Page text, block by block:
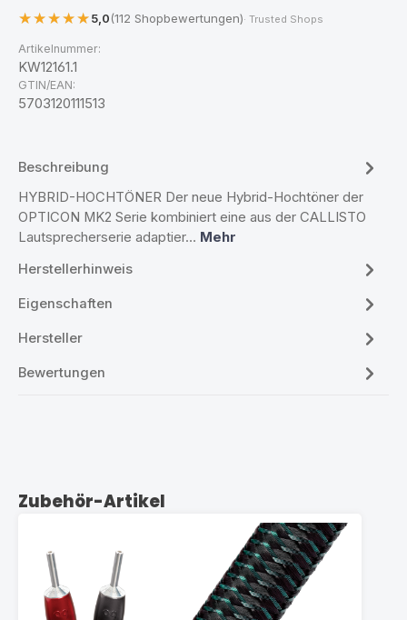
5,0(112 Shopbewertungen)· Trusted Shops
Artikelnummer:
KW12161.1
GTIN/EAN:
5703120111513
Beschreibung
HYBRID-HOCHTÖNER Der neue Hybrid-Hochtöner der
OPTICON MK2 Serie kombiniert eine aus der CALLISTO
Lautsprecherserie adaptier… Mehr
Herstellerhinweis
Eigenschaften
Hersteller
Bewertungen
Produktgalerie überspringen
Zubehör-Artikel